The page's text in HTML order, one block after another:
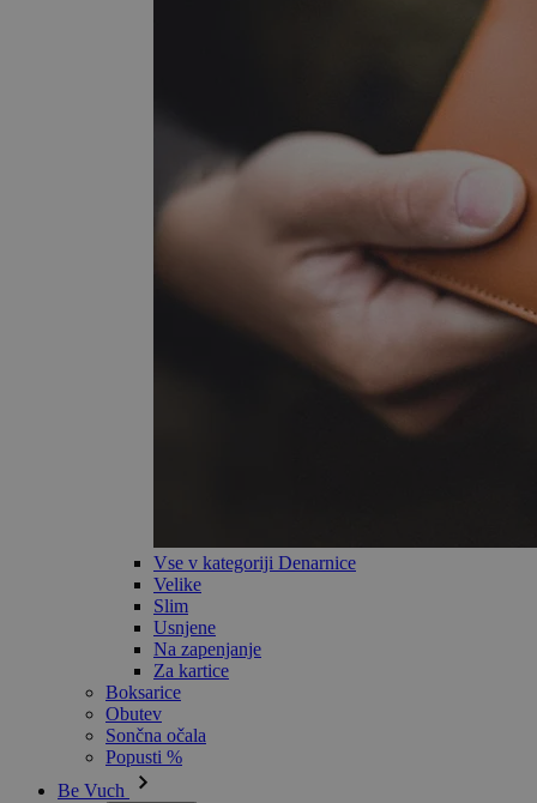
Vse v kategoriji Denarnice
Velike
Slim
Usnjene
Na zapenjanje
Za kartice
Boksarice
Obutev
Sončna očala
Popusti %
Be Vuch